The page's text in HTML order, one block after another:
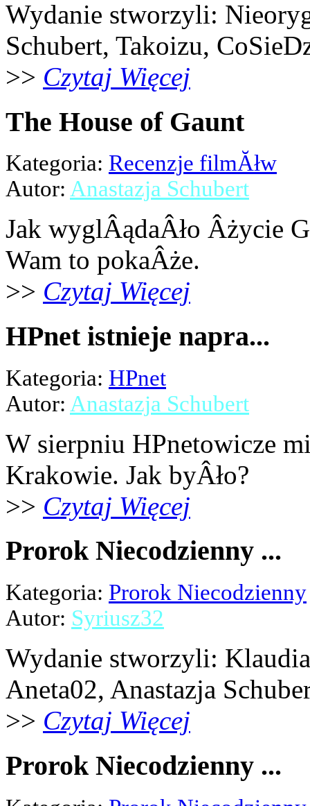
Wydanie stworzyli:
Schubert, Takoizu,
>> Czytaj Więcej
The House of Gaunt
Kategoria: Recenzje filmĂłw
Autor: Anastazja Schubert
Jak wyglÂądaÂło Âżycie
Wam to pokaÂże.
>> Czytaj Więcej
HPnet istnieje napra...
Kategoria: HPnet
Autor: Anastazja Schubert
W sierpniu HPnetowicze
Krakowie. Jak byÂło?
>> Czytaj Więcej
Prorok Niecodzienny ...
Kategoria: Prorok Niecodzienny
Autor: Syriusz32
Wydanie stworzyli:
Aneta02, Anastazja
>> Czytaj Więcej
Prorok Niecodzienny ...